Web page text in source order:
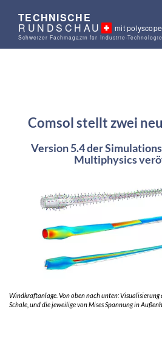
TECHNISCHE
RUNDSCHAU mit
Schweizer Fachmagazin für Industrie-
Comsol stellt zwei
Version 5.4 der
Multiphysics
Windkraftanlage. Von oben nach unten:
Schale, und die jeweilige von Mises Spannung in